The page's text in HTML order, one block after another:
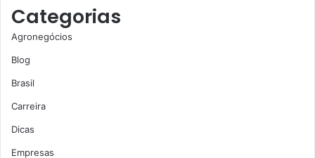
Categorias
Agronegócios
Blog
Brasil
Carreira
Dicas
Empresas